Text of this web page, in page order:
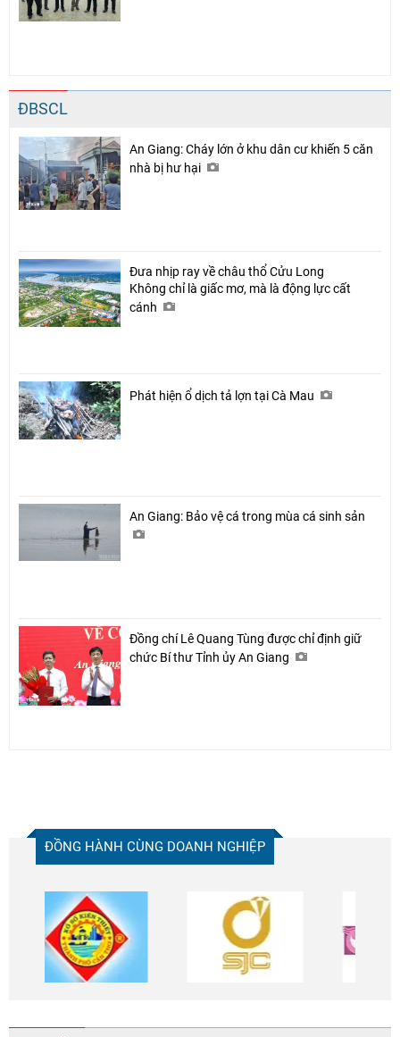
ĐBSCL
An Giang: Cháy lớn ở khu dân cư khiến 5 căn
nhà bị hư hại
Đưa nhịp ray về châu thổ Cửu Long
Không chỉ là giấc mơ, mà là động lực cất
cánh
Phát hiện ổ dịch tả lợn tại Cà Mau
An Giang: Bảo vệ cá trong mùa cá sinh sản
Đồng chí Lê Quang Tùng được chỉ định giữ
chức Bí thư Tỉnh ủy An Giang
ĐỒNG HÀNH CÙNG DOANH NGHIỆP